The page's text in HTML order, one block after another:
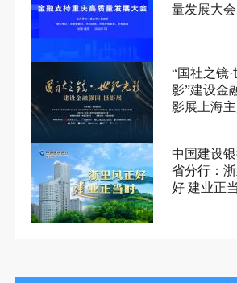
量发展大会
“国社之镜
影”建设金
影展上海
中国建设
省分行：
好 建业正